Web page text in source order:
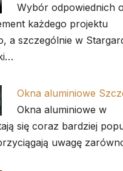
Wybór odpowiednich
każdego projektu
a szczególnie w
Okna aluminiowe
Okna aluminiowe w
się coraz bardziej
uwagę